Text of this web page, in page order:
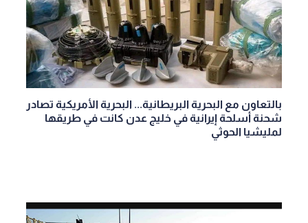
بالتعاون مع البحرية البريطانية... البحرية الأمريكية تصادر
شحنة أسلحة إيرانية في خليج عدن كانت في طريقها
لمليشيا الحوثي